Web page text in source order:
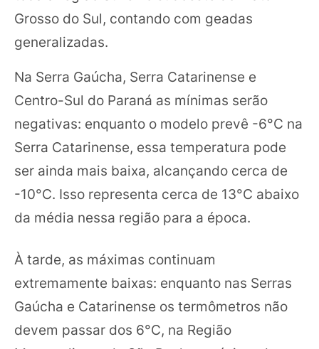
Grosso do Sul, contando com geadas
generalizadas.
Na Serra Gaúcha, Serra Catarinense e
Centro-Sul do Paraná as mínimas serão
negativas: enquanto o modelo prevê -6°C na
Serra Catarinense, essa temperatura pode
ser ainda mais baixa, alcançando cerca de
-10°C. Isso representa cerca de 13°C abaixo
da média nessa região para a época.
À tarde, as máximas continuam
extremamente baixas: enquanto nas Serras
Gaúcha e Catarinense os termômetros não
devem passar dos 6°C, na Região